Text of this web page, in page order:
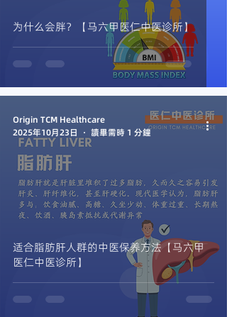
为什么会胖？【马六甲医仁中医诊所】
适合脂肪肝人群的中医保养方法【马六甲
医仁中医诊所】
Origin TCM Healthcare
2025年10月23日
讀畢需時 1 分鐘